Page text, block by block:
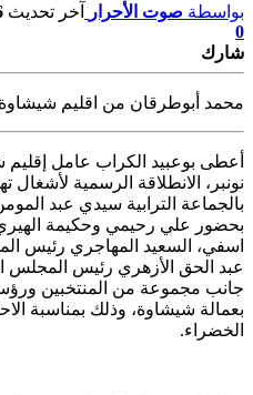
بواسطة صوت الأحرار آخر تحديث 6
0
شارك
محمد أبوطرقان من اقليم شيشاوة
نونبر، الانطلاقة الرسمية لأشغال
بالجماعة الترابية سيدي عبد
بحضور علي رحيمي وحكيمة
اسفي، السعيد المهاجري رئيس
عبد الحق الأزهري رئيس المجلس
جانب مجموعة من المنتخبين
الخضراء.